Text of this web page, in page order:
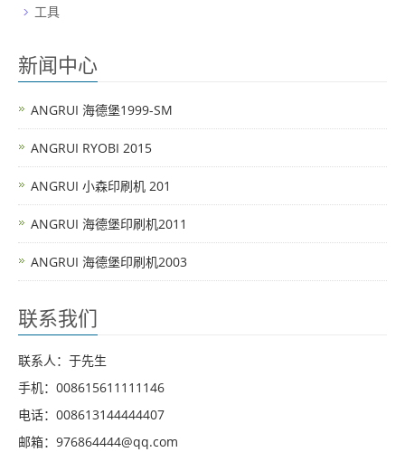
工具
新闻中心
ANGRUI 海德堡1999-SM
ANGRUI RYOBI 2015
ANGRUI 小森印刷机 201
ANGRUI 海德堡印刷机2011
ANGRUI 海德堡印刷机2003
联系我们
联系人：于先生
手机：008615611111146
电话：008613144444407
邮箱：976864444@qq.com